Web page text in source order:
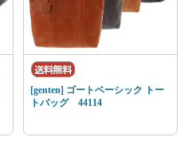
[genten] ゴートベーシック トー
トバッグ 44114